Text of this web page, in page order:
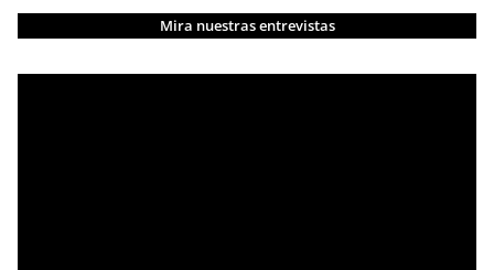
Mira nuestras entrevistas